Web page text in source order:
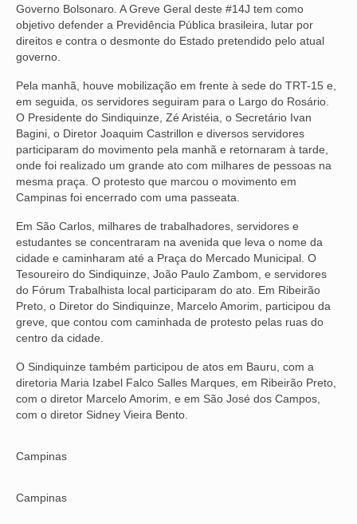
SUBSEDES
BAURU
PRESIDENTE PRUDENTE
RIBEIRÃO PRETO
SÃO JOSÉ DOS CAMPOS
SÃO JOSÉ DO RIO PRETO
SOROCABA
NOTÍCIAS
BOLETIM
CONVÊNIOS
SINDICALIZE-SE
JURÍDICO
Governo Bolsonaro. A Greve Geral deste #14J tem como
objetivo defender a Previdência Pública brasileira, lutar por
direitos e contra o desmonte do Estado pretendido pelo atual
governo.
Pela manhã, houve mobilização em frente à sede do TRT-15 e,
em seguida, os servidores seguiram para o Largo do Rosário.
O Presidente do Sindiquinze, Zé Aristéia, o Secretário Ivan
Bagini, o Diretor Joaquim Castrillon e diversos servidores
participaram do movimento pela manhã e retornaram à tarde,
onde foi realizado um grande ato com milhares de pessoas na
mesma praça. O protesto que marcou o movimento em
Campinas foi encerrado com uma passeata.
Em São Carlos, milhares de trabalhadores, servidores e
estudantes se concentraram na avenida que leva o nome da
cidade e caminharam até a Praça do Mercado Municipal. O
Tesoureiro do Sindiquinze, João Paulo Zambom, e servidores
do Fórum Trabalhista local participaram do ato. Em Ribeirão
Preto, o Diretor do Sindiquinze, Marcelo Amorim, participou da
greve, que contou com caminhada de protesto pelas ruas do
centro da cidade.
O Sindiquinze também participou de atos em Bauru, com a
diretoria Maria Izabel Falco Salles Marques, em Ribeirão Preto,
com o diretor Marcelo Amorim, e em São José dos Campos,
com o diretor Sidney Vieira Bento.
Campinas
Campinas